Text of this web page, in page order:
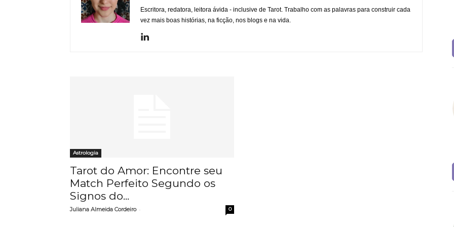
Escritora, redatora, leitora ávida - inclusive de Tarot. Trabalho com as palavras para construir cada
vez mais boas histórias, na ficção, nos blogs e na vida.
Astrologia
Tarot do Amor: Encontre seu
Match Perfeito Segundo os
Signos do...
Juliana Almeida Cordeiro - 0